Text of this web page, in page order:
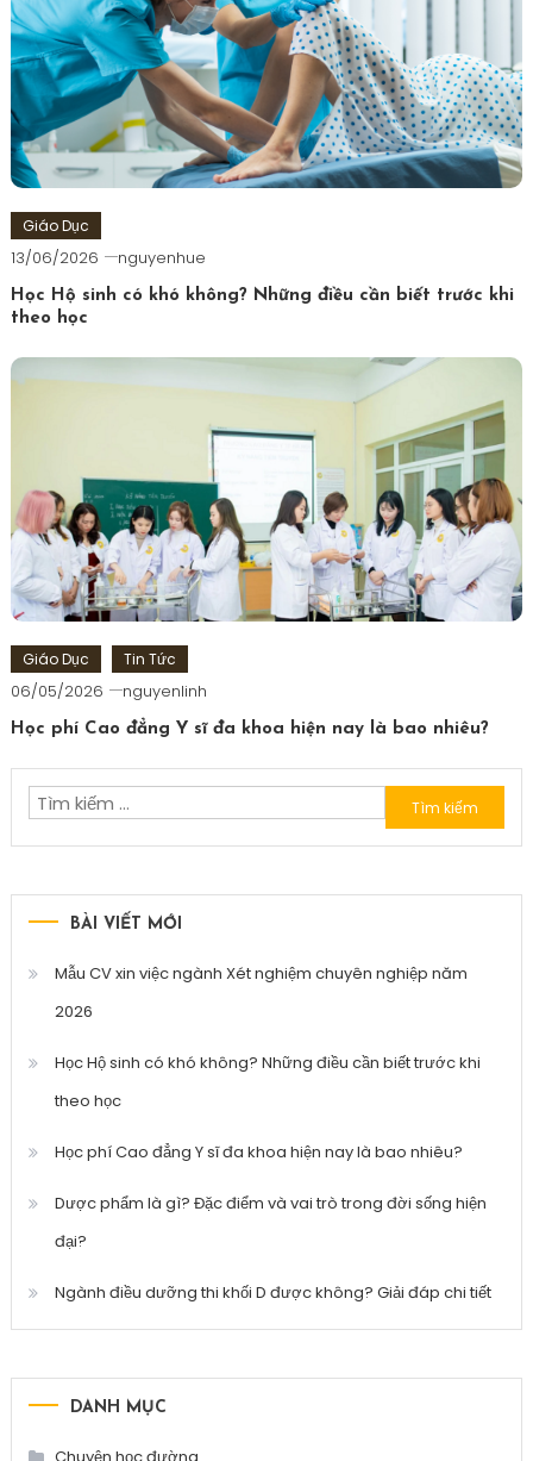
Giáo Dục
13/06/2026 nguyenhue
Học Hộ sinh có khó không? Những điều cần biết trước khi
theo học
Giáo Dục Tin Tức
06/05/2026 nguyenlinh
Học phí Cao đẳng Y sĩ đa khoa hiện nay là bao nhiêu?
Tìm
kiếm
BÀI VIẾT MỚI
Mẫu CV xin việc ngành Xét nghiệm chuyên nghiệp năm
2026
Học Hộ sinh có khó không? Những điều cần biết trước khi
theo học
Học phí Cao đẳng Y sĩ đa khoa hiện nay là bao nhiêu?
Dược phẩm là gì? Đặc điểm và vai trò trong đời sống hiện
đại?
Ngành điều dưỡng thi khối D được không? Giải đáp chi tiết
DANH MỤC